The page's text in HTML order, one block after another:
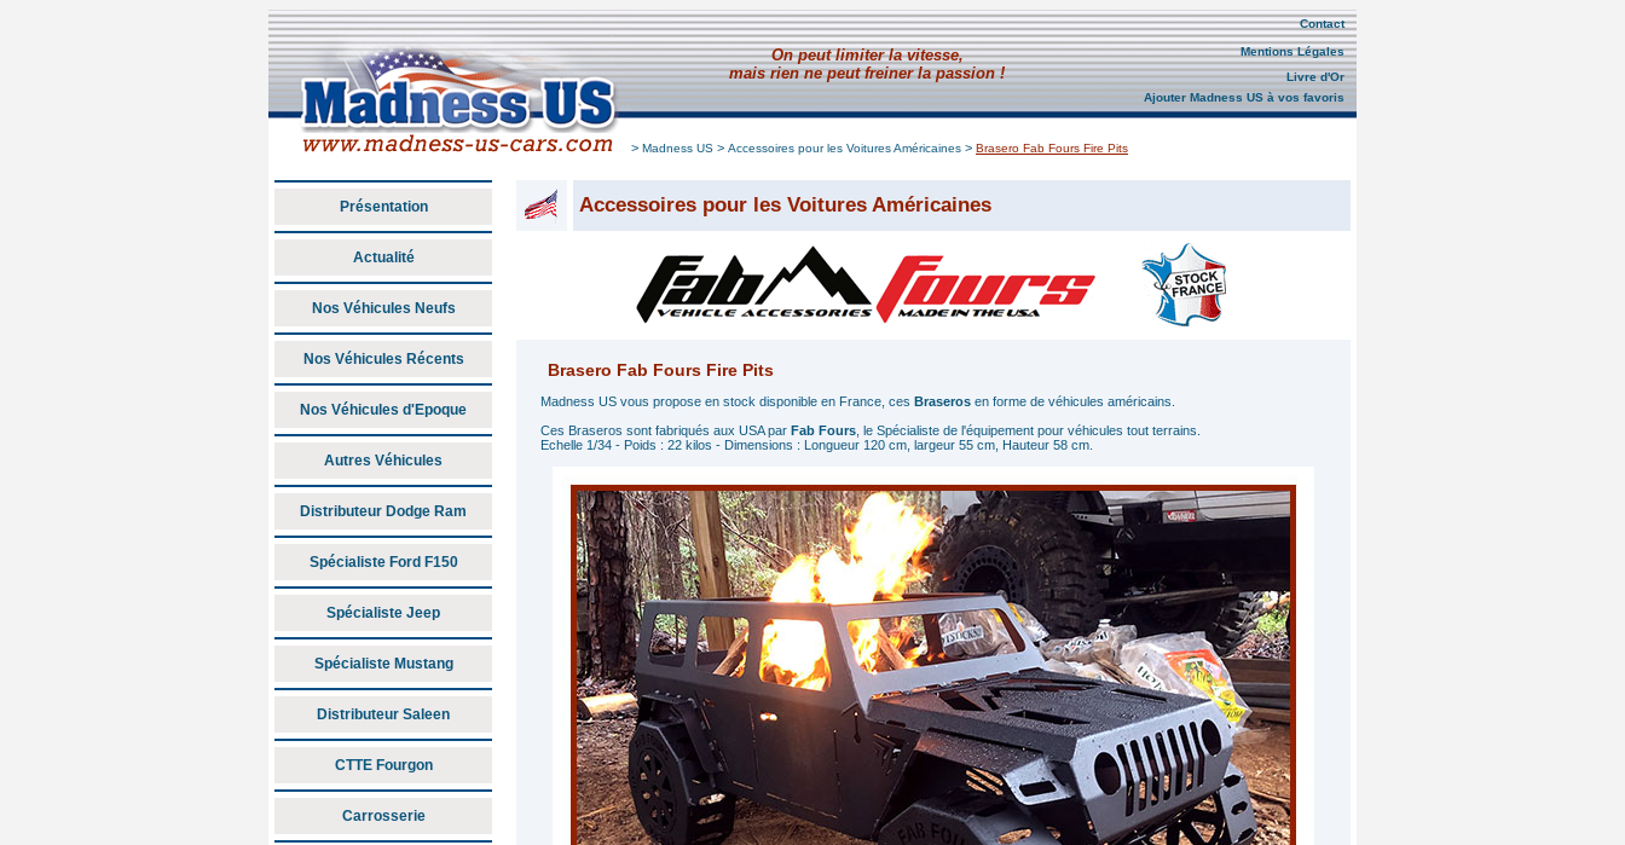
On peut limiter la vitesse,
mais rien ne peut freiner la passion !
Contact
Mentions Légales
Livre d'Or
Ajouter Madness US à vos favoris
> Madness US > Accessoires pour les Voitures Américaines > Brasero Fab Fours Fire Pits
Présentation
Actualité
Nos Véhicules Neufs
Nos Véhicules Récents
Nos Véhicules d'Epoque
Autres Véhicules
Distributeur Dodge Ram
Spécialiste Ford F150
Spécialiste Jeep
Spécialiste Mustang
Distributeur Saleen
CTTE Fourgon
Carrosserie
Accessoires pour les Voitures Américaines
Brasero Fab Fours Fire Pits
Madness US vous propose en stock disponible en France, ces Braseros en forme de véhicules américains.
Ces Braseros sont fabriqués aux USA par Fab Fours , le Spécialiste de l'équipement pour véhicules tout terrains.
Echelle 1/34 - Poids : 22 kilos - Dimensions : Longueur 120 cm, largeur 55 cm, Hauteur 58 cm.